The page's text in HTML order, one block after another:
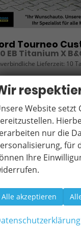
Tourneo
EB Titanium X
Lieferzeit: 10
19552
Diesel
110 kW (150 PS)
01.11.2025
€
19% MwSt.
kombiniert:
-Klasse:
2
Website setzt
nur die
für
Ihre
Alle akzeptieren